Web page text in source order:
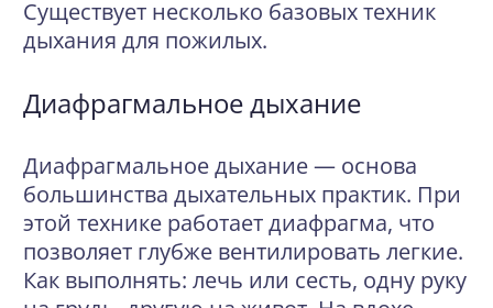
Существует несколько базовых техник
дыхания для пожилых.
Диафрагмальное дыхание
Диафрагмальное дыхание — основа
большинства дыхательных практик. При
этой технике работает диафрагма, что
позволяет глубже вентилировать легкие.
Как выполнять: лечь или сесть, одну руку